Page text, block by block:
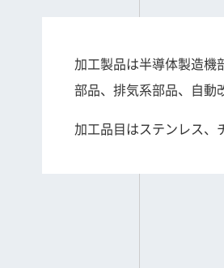
加工製品は半導体製造機
部品、排気系部品、自動
加工品目はステンレス、